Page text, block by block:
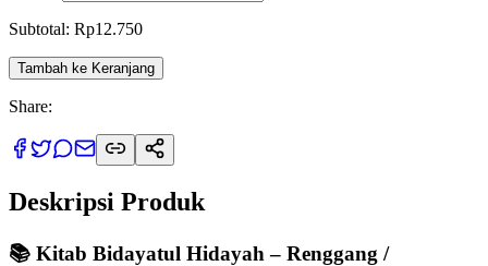
Subtotal: Rp12.750
Tambah ke Keranjang
Share:
Deskripsi Produk
📚 Kitab Bidayatul Hidayah – Renggang /